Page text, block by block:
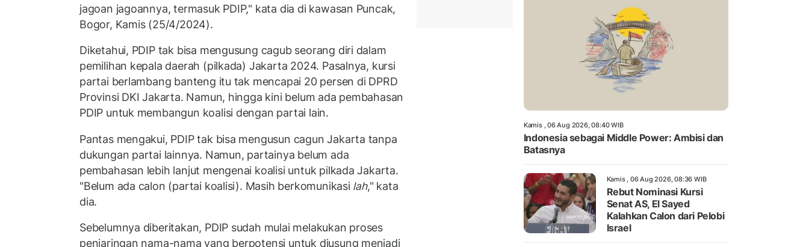
jagoan jagoannya, termasuk PDIP," kata dia di kawasan Puncak,
Bogor, Kamis (25/4/2024).
Diketahui, PDIP tak bisa mengusung cagub seorang diri dalam
pemilihan kepala daerah (pilkada) Jakarta 2024. Pasalnya, kursi
partai berlambang banteng itu tak mencapai 20 persen di DPRD
Provinsi DKI Jakarta. Namun, hingga kini belum ada pembahasan
PDIP untuk membangun koalisi dengan partai lain.
Pantas mengakui, PDIP tak bisa mengusun cagun Jakarta tanpa
dukungan partai lainnya. Namun, partainya belum ada
pembahasan lebih lanjut mengenai koalisi untuk pilkada Jakarta.
"Belum ada calon (partai koalisi). Masih berkomunikasi lah," kata
dia.
Sebelumnya diberitakan, PDIP sudah mulai melakukan proses
penjaringan nama-nama yang berpotensi untuk diusung menjadi
Kamis , 06 Aug 2026, 08:40 WIB
Indonesia sebagai Middle Power: Ambisi dan
Batasnya
Kamis , 06 Aug 2026, 08:36 WIB
Rebut Nominasi Kursi
Senat AS, El Sayed
Kalahkan Calon dari Pelobi
Israel